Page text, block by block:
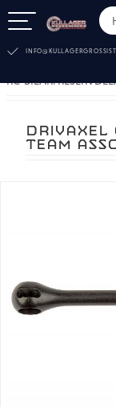
RC-BILAR.
DRIVAXEL
TEAM